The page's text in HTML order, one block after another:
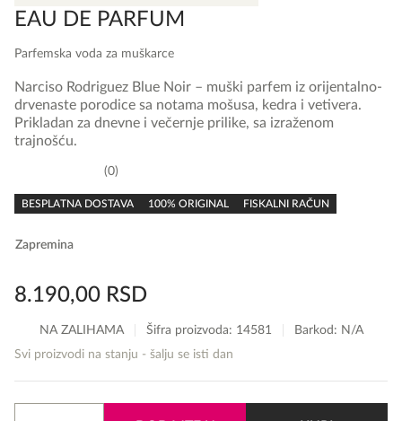
EAU DE PARFUM
Parfemska voda za muškarce
rating
0
BESPLATNA DOSTAVA 100% ORIGINAL FISKALNI RAČUN
Narciso Rodriguez Blue Noir – muški parfem iz orijentalno-
drvenaste porodice sa notama mošusa, kedra i vetivera.
Prikladan za dnevne i večernje prilike, sa izraženom
trajnošću.
Zapremina
8.190,00 RSD
NA ZALIHAMA Šifra proizvoda: 14581
Barkod: N/A
Svi proizvodi na stanju - šalju se isti dan